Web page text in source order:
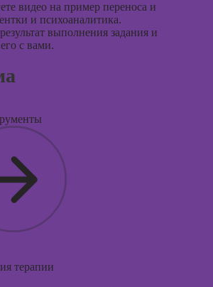
видео на пример переноса и
и психоаналитика.
выполнения задания и
с вами.
терапии